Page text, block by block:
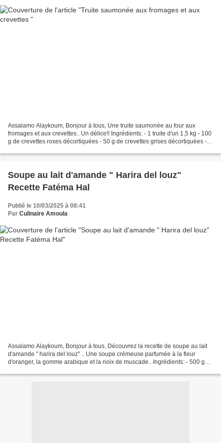
Assalamo Alaykoum, Bonjour à tous, Une truite saumonée au four aux
fromages et aux crevettes.. Un délice!! Ingrédients: - 1 truite d'un 1,5 kg - 100
g de crevettes roses décortiquées - 50 g de crevettes grises décortiquées -
Soupe au lait d'amande " Harira del louz"
Recette Fatéma Hal
Publié le 10/03/2025 à 08:41
Par Culinaire Amoula
Assalamo Alaykoum, Bonjour à tous, Découvrez la recette de soupe au lait
d'amande " harira del louz" .. Une soupe crémeuse parfumée à la fleur
d'oranger, la gomme arabique et la noix de muscade.. Ingrédients: - 500 g